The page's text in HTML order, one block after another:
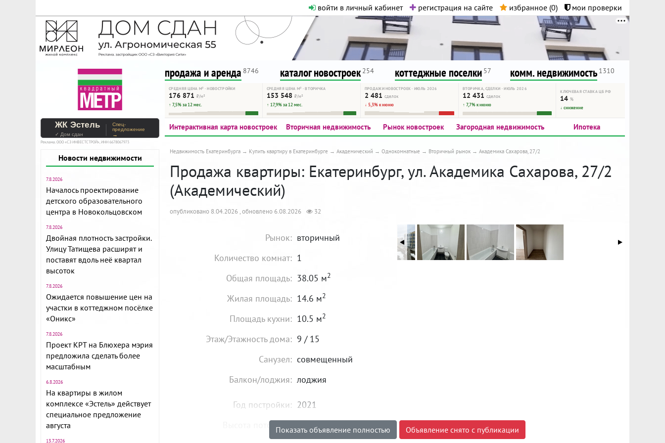
войти в личный кабинет регистрация на сайте избранное (0) мои проверки
На Метре реклама - только нормальная. Никакого шок-контента.
Помогайте независимому ресурсу, как он помогает вам. Удачи!
продажа и аренда 8746 каталог новостроек 254 коттеджные поселки 57 комм. недвижимость 1310
СРЕДНЯЯ ЦЕНА М² · НОВОСТРОЙКИ
176 871 ₽/м²
↑ 7,5% за 12 мес.
СРЕДНЯЯ ЦЕНА М² · ВТОРИЧКА
153 548 ₽/м²
↑ 17,9% за 12 мес.
ПРОДАЖИ НОВОСТРОЕК · ИЮЛЬ 2026
2 481 сделок
↓ 5,3% к июню
ВТОРИЧКА, СДЕЛКИ · ИЮЛЬ 2026
12 431 сделок
↑ 7,7% к июню
КЛЮЧЕВАЯ СТАВКА ЦБ РФ
14%
↓ снижение
ЖК Эстель
✓ Дом сдан
Спец-
предложение
→
Реклама. ООО «СЗ ИНВЕСТСТРОЙ», ИНН 6678067973
Новости недвижимости
7.8.2026
Началось проектирование
детского образовательного
центра в Новокольцовском
7.8.2026
Двойная плотность застройки.
Улицу Татищева расширят и
поставят вдоль неё квартал
высоток
7.8.2026
Ожидается повышение цен на
участки в коттеджном посёлке
«Оникс»
7.8.2026
Проект КРТ на Блюхера мэрия
предложила сделать более
масштабным
6.8.2026
На квартиры в жилом
комплексе «Эстель» действует
специальное предложение
августа
13.7.2026
Интерактивная карта новостроек Вторичная недвижимость Рынок новостроек Загородная недвижимость Ипотека
Недвижимость Екатеринбурга Купить квартиру в Екатеринбурге Академический Однокомнатные Вторичный рынок Академика Сахарова, 27/2
Продажа квартиры: Екатеринбург, ул. Академика Сахарова, 27/2
(Академический)
опубликовано 8.04.2026 , обновлено 6.08.2026 32
Рынок: вторичный
Количество комнат: 1
Общая площадь: 38.05 м2
Жилая площадь: 14.6 м2
Площадь кухни: 10.5 м2
Этаж/Этажность дома: 9 / 15
Санузел: совмещенный
Балкон/лоджия: лоджия
Год постройки: 2021
Высота потолков:
от 2,7 м
Показать объявление полностью Объявление снято с публикации